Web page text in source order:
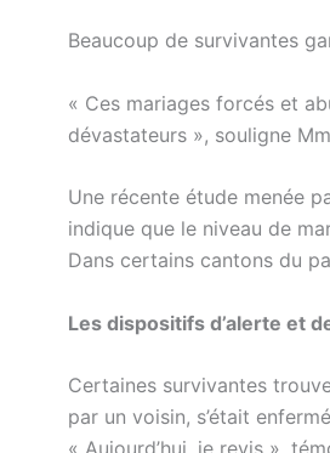
Beaucoup de survivantes
« Ces mariages forcés et
dévastateurs », souligne
Une récente étude menée
indique que le niveau de
Dans certains cantons du
Les dispositifs d’alerte et
Certaines survivantes
par un voisin, s’était